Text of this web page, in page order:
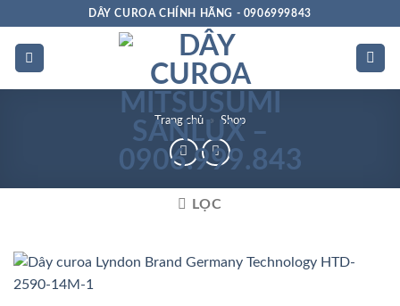
dung
DÂY CUROA CHÍNH HÃNG - 0906999843
Trang chủ » Shop
LỌC